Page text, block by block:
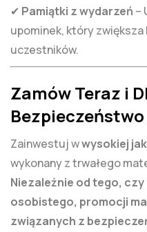
✔ Pamiątki z wydarzeń –
upominek, który
uczestników.
Zamów Teraz i
Zainwestuj wwysokiej
wykonany z trwałego
Niezależnie od tego,
osobistego, promocji
związanych z